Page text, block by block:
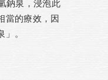
鈉泉，浸泡此
當的療效，因
。